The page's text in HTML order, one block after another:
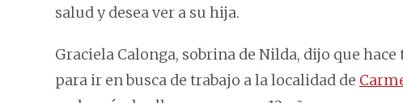
salud y desea ver a su hija.
Graciela Calonga, sobrina de Nilda, dijo que
para ir en busca de trabajo a la localidad de